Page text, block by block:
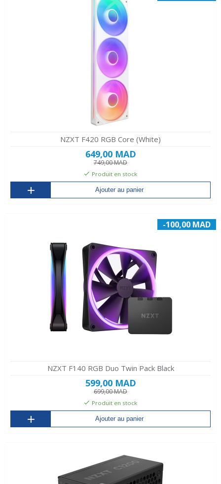
NZXT F420 RGB Core (White)
649,00 MAD
749,00 MAD
Produit en stock
Ajouter au panier
-100,00 MAD
NZXT F140 RGB Duo Twin Pack Black
599,00 MAD
699,00 MAD
Produit en stock
Ajouter au panier